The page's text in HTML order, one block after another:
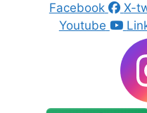
Facebook
X-
Youtube